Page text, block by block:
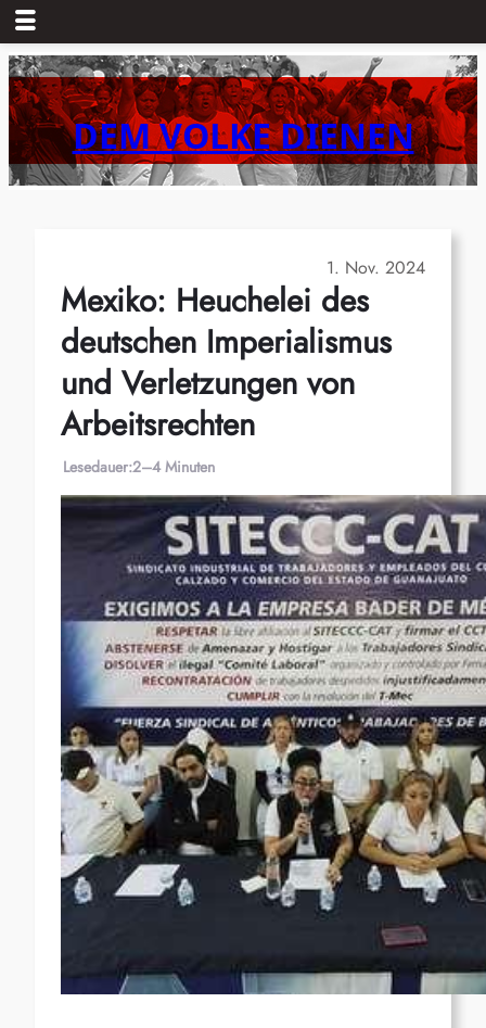
Zum
Inhalt
springenDEM VOLKE DIENEN
1. Nov. 2024
Mexiko: Heuchelei des
deutschen Imperialismus
und Verletzungen von
Arbeitsrechten
Lesedauer:2–4 Minuten